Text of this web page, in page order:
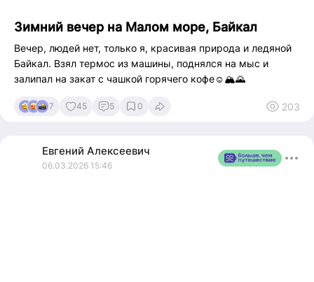
Зимний вечер на Малом море, Байкал
Вечер, людей нет, только я, красивая природа и ледяной
Байкал. Взял термос из машины, поднялся на мыс и
залипал на закат с чашкой горячего кофе☺️🏔️🌄
7 45 5 0 203
Евгений Алексеевич
06.03.2026 15:46